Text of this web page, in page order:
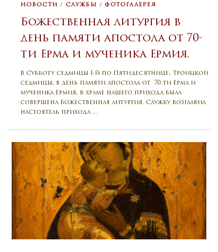
НОВОСТИ / СЛУЖБЫ / ФОТОГАЛЕРЕЯ
Божественная литургия в
день памяти апостола от 70-
ти Ерма и мученика Ермия.
В Субботу седмицы 1-й по Пятидесятнице, Троицкой
седмицы, в день памяти апостола от 70-ти Ерма и
мученика Ермия, в храме нашего прихода была
совершена Божественная литургия. Службу возглавил
настоятель прихода …